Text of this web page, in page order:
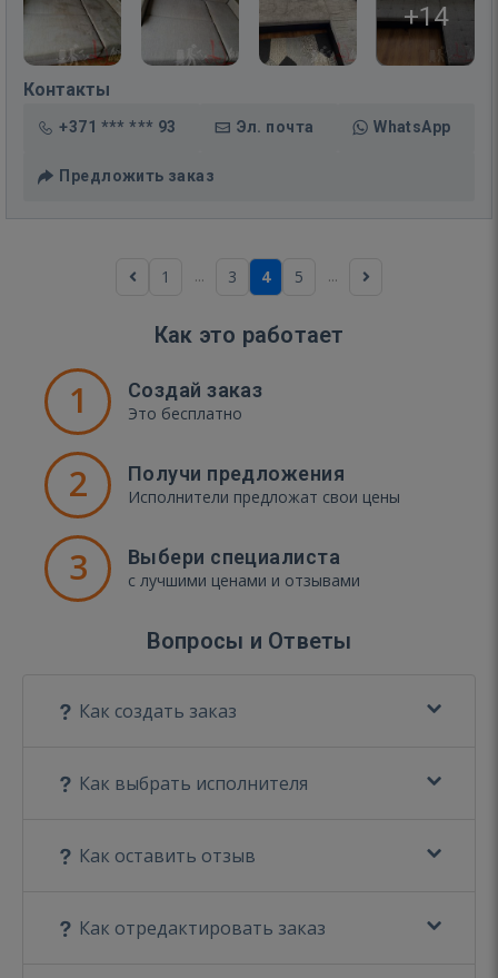
+14
Контакты
+371 *** *** 93 Эл. почта WhatsApp
Предложить заказ
1 ... 3 4 5 ...
Как это работает
1 Создай заказ
Это бесплатно
2 Получи предложения
Исполнители предложат свои цены
3 Выбери специалиста
с лучшими ценами и отзывами
Вопросы и Ответы
Как создать заказ
Как выбрать исполнителя
Как оставить отзыв
Как отредактировать заказ